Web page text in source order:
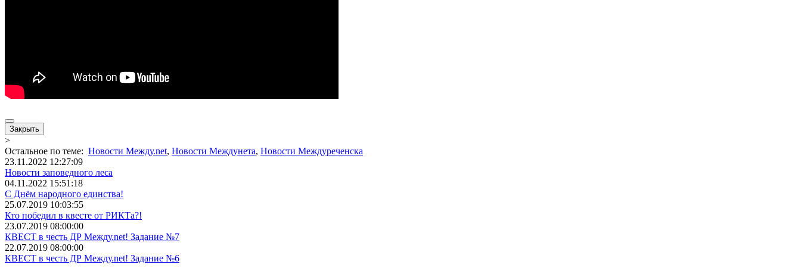
Закрыть
>
Остальное по теме: Новости Между.net, Новости Междунета, Новости Междуреченска
23.11.2022 12:27:09
Новости заповедного леса
04.11.2022 15:51:18
С Днём народного единства!
25.07.2019 10:03:55
Кто победил в квесте от РИКТа?!
23.07.2019 08:00:00
КВЕСТ в честь ДР Между.net! Задание №7
22.07.2019 08:00:00
КВЕСТ в честь ДР Между.net! Задание №6